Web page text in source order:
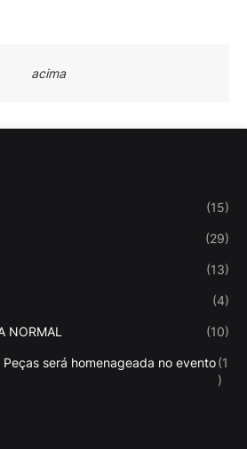
acima
(15)
(29)
(13)
(4)
NORMAL (10)
será homenageada no evento(1
)